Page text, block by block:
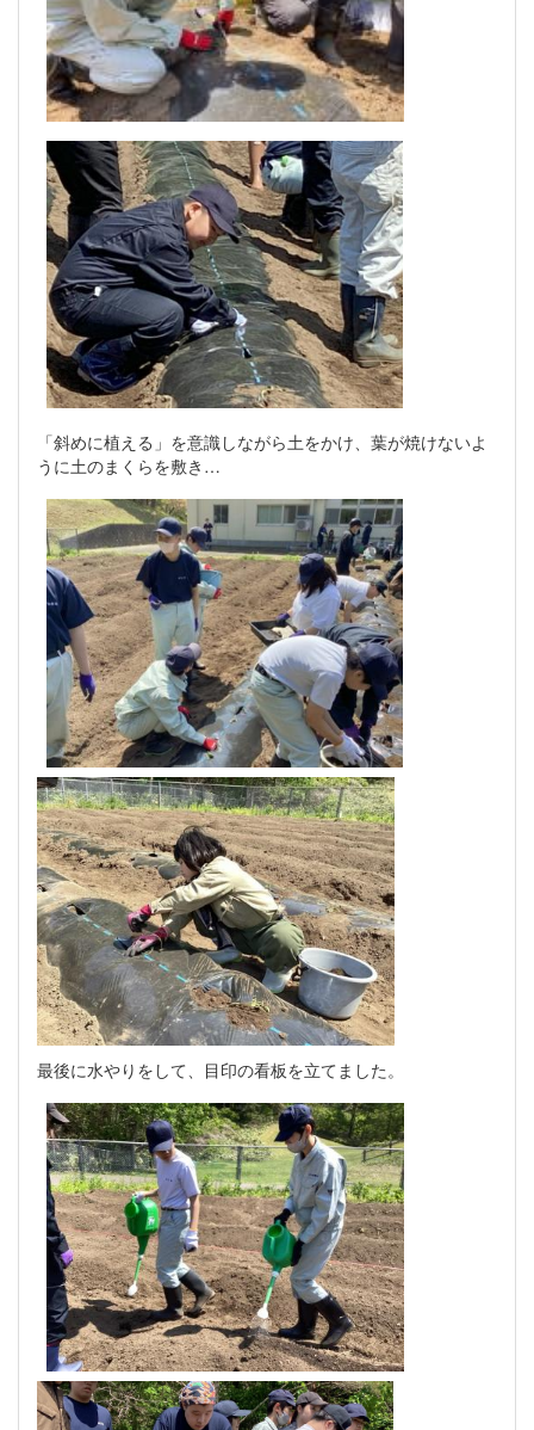
「斜めに植える」を意識しながら土をかけ、葉が焼けないよ
うに土のまくらを敷き…
最後に水やりをして、目印の看板を立てました。